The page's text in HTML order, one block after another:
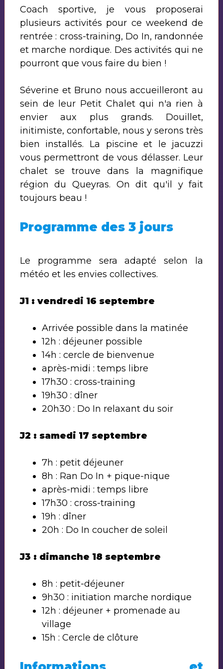
Coach sportive, je vous proposerai
plusieurs activités pour ce weekend de
rentrée : cross-training, Do In, randonnée
et marche nordique. Des activités qui ne
pourront que vous faire du bien !
Séverine et Bruno nous accueilleront au
sein de leur Petit Chalet qui n'a rien à
envier aux plus grands. Douillet,
initimiste, confortable, nous y serons très
bien installés. La piscine et le jacuzzi
vous permettront de vous délasser. Leur
chalet se trouve dans la magnifique
région du Queyras. On dit qu'il y fait
toujours beau !
Programme des 3 jours
Le programme sera adapté selon la
météo et les envies collectives.
J1 : vendredi 16 septembre
Arrivée possible dans la matinée
12h : déjeuner possible
14h : cercle de bienvenue
après-midi : temps libre
17h30 : cross-training
19h30 : dîner
20h30 : Do In relaxant du soir
J2 : samedi 17 septembre
7h : petit déjeuner
8h : Ran Do In + pique-nique
après-midi : temps libre
17h30 : cross-training
19h : dîner
20h : Do In coucher de soleil
J3 : dimanche 18 septembre
8h : petit-déjeuner
9h30 : initiation marche nordique
12h : déjeuner + promenade au
village
15h : Cercle de clôture